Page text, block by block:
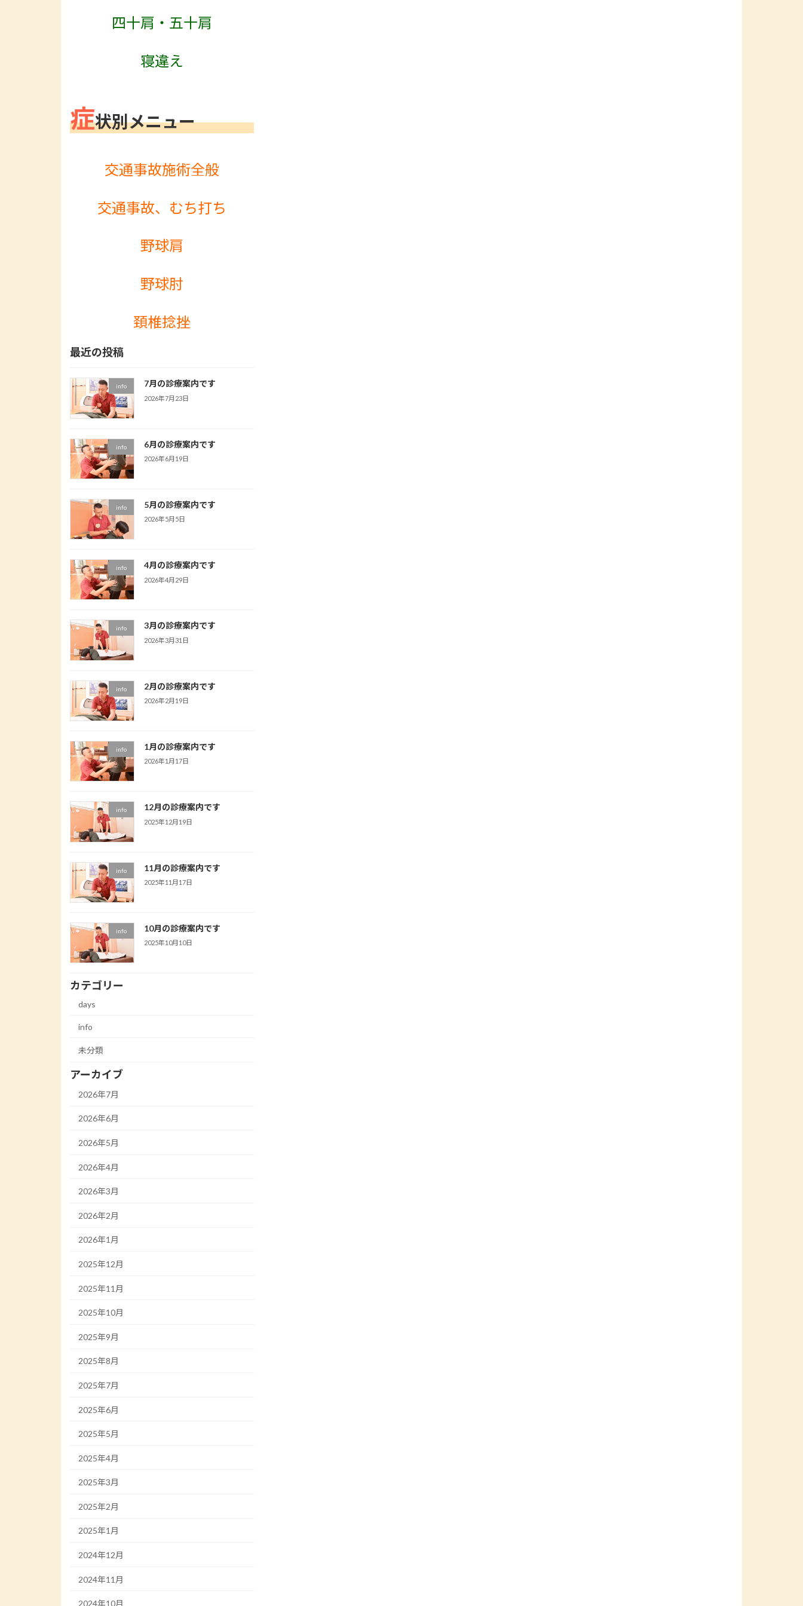
四十肩・五十肩
寝違え
症状別メニュー
交通事故施術全般
交通事故、むち打ち
野球肩
野球肘
頚椎捻挫
最近の投稿
info 7月の診療案内です
2026年7月23日
info 6月の診療案内です
2026年6月19日
info 5月の診療案内です
2026年5月5日
info 4月の診療案内です
2026年4月29日
info 3月の診療案内です
2026年3月31日
info 2月の診療案内です
2026年2月19日
info 1月の診療案内です
2026年1月17日
info 12月の診療案内です
2025年12月19日
info 11月の診療案内です
2025年11月17日
info 10月の診療案内です
2025年10月10日
カテゴリー
days
info
未分類
アーカイブ
2026年7月
2026年6月
2026年5月
2026年4月
2026年3月
2026年2月
2026年1月
2025年12月
2025年11月
2025年10月
2025年9月
2025年8月
2025年7月
2025年6月
2025年5月
2025年4月
2025年3月
2025年2月
2025年1月
2024年12月
2024年11月
2024年10月